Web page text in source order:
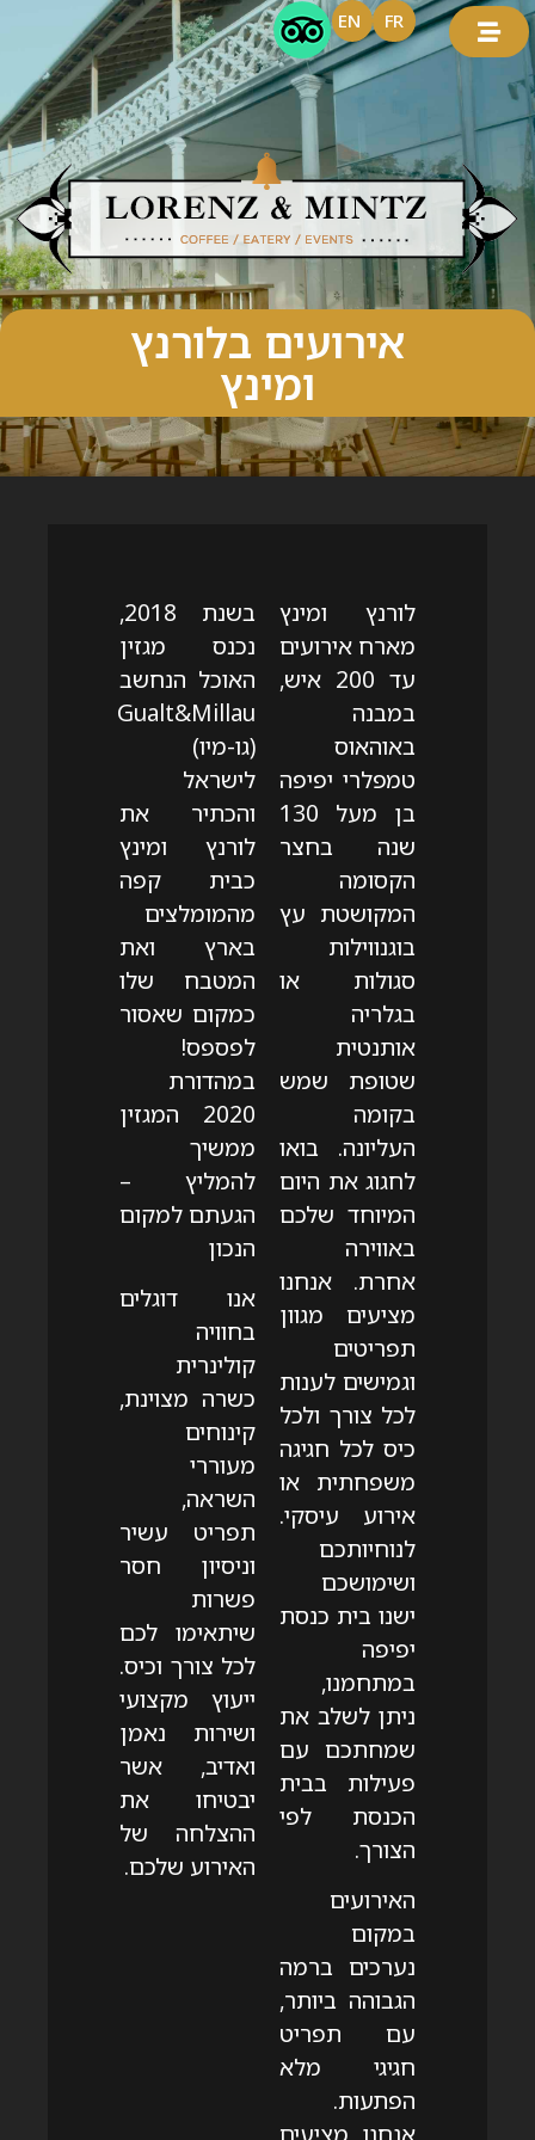
FR
EN
אירועים בלורנץ
ומינץ
לורנץ ומינץ
מארח אירועים
עד 200 איש,
במבנה
באוהאוס
טמפלרי יפיפה
בן מעל 130
שנה בחצר
הקסומה
המקושטת עץ
בוגנווילות
סגולות או
בגלריה
אותנטית
שטופת שמש
בקומה
העליונה. בואו
לחגוג את היום
המיוחד שלכם
באווירה
אחרת. אנחנו
מציעים מגוון
תפריטים
וגמישים לענות
לכל צורך ולכל
כיס לכל חגיגה
משפחתית או
אירוע עיסקי.
לנוחיותכם
ושימושכם
ישנו בית כנסת
יפיפה
במתחמנו,
ניתן לשלב את
שמחתכם עם
פעילות בבית
הכנסת לפי
הצורך.
האירועים
במקום
נערכים ברמה
הגבוהה ביותר,
עם תפריט
חגיגי מלא
הפתעות.
בשנת 2018,
נכנס מגזין
האוכל הנחשב
Gualt&Millau
(גו-מיו)
לישראל
והכתיר את
לורנץ ומינץ
כבית קפה
מהמומלצים
בארץ ואת
המטבח שלו
כמקום שאסור
לפספס!
במהדורת
2020 המגזין
ממשיך
להמליץ –
הגעתם למקום
הנכון
אנו דוגלים
בחוויה
קולינרית
כשרה מצוינת,
קינוחים
מעוררי
השראה,
תפריט עשיר
וניסיון חסר
פשרות
שיתאימו לכם
לכל צורך וכיס.
ייעוץ מקצועי
ושירות נאמן
ואדיב, אשר
יבטיחו את
ההצלחה של
האירוע שלכם.